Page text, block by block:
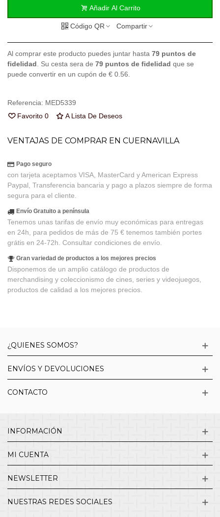
Añadir Al Carrito
Código QR Compartir
Al comprar este producto puedes juntar hasta 79 puntos de
fidelidad . Su cesta sera de 79 puntos de fidelidad que se
puede convertir en un cupón de € 0.56
Referencia: MED5339
Favorito 0 A Lista De Deseos
VENTAJAS DE COMPRAR EN CUERNAVILLA
Pago seguro
con tarjeta aceptamos VISA, MasterCard y American Express
Paypal, Transferencia bancaria y pago a plazos siempre de forma
segura para el cliente.
Envío Gratuito a península
Tenemos unas tarifas de envío muy económicas para entregas
en 24h, para pedidos de más de 75 € tenemos también portes
grátis en 24-72h. Consultar condiciones de envío.
Gran variedad de productos a los mejores precios
Disponemos de un amplio catálogo de productos de
merchandising y coleccionismo de cines, series y videojuegos,
productos de calidad a los mejores precios.
¿QUIENES SOMOS?
ENVÍOS Y DEVOLUCIONES
CONTACTO
INFORMACIÓN
MI CUENTA
NEWSLETTER
NUESTRAS REDES SOCIALES